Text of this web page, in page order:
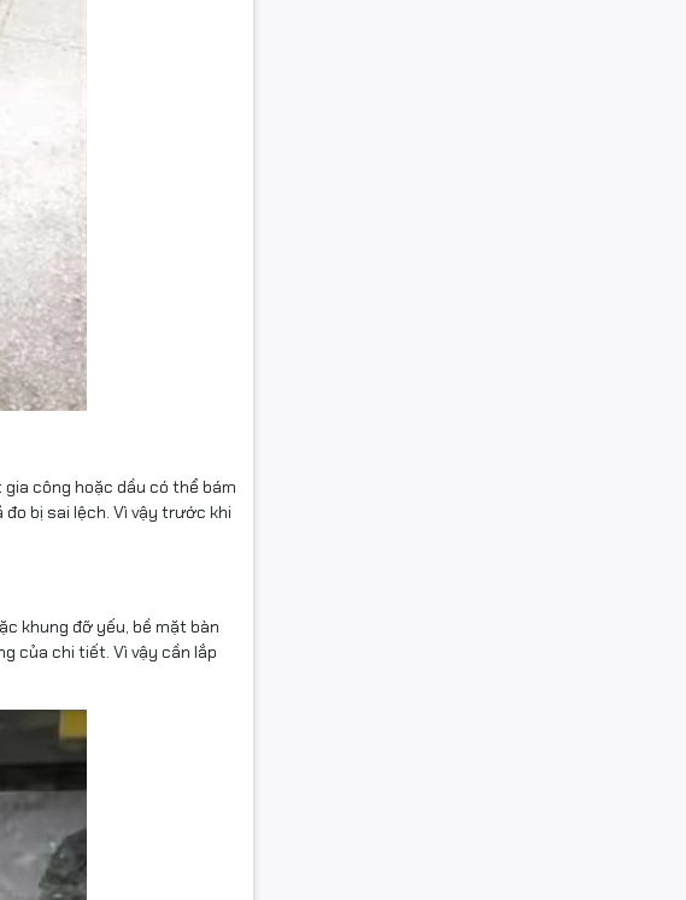
công hoặc dầu có thể bám
bị sai lệch. Vì vậy trước khi
khung đỡ yếu, bề mặt bàn
của chi tiết. Vì vậy cần lắp